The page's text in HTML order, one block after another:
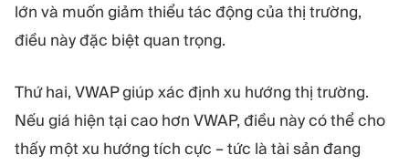
lớn và muốn giảm thiểu tác động của thị trường,
điều này đặc biệt quan trọng.
Thứ hai, VWAP giúp xác định xu hướng thị trường.
Nếu giá hiện tại cao hơn VWAP, điều này có thể cho
thấy một xu hướng tích cực – tức là tài sản đang